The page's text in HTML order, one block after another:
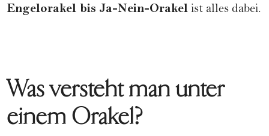
Engelorakel bis Ja-Nein-Orakel ist alles dabei.
Was versteht man unter
einem Orakel?